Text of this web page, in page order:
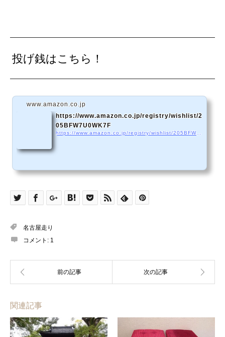
投げ銭はこちら！
www.amazon.co.jp
https://www.amazon.co.jp/registry/wishlist/2
05BFW7U0WK7F
https://www.amazon.co.jp/registry/wishlist/205BFW7U0WK7F
名古屋走り
コメント: 1
関連記事